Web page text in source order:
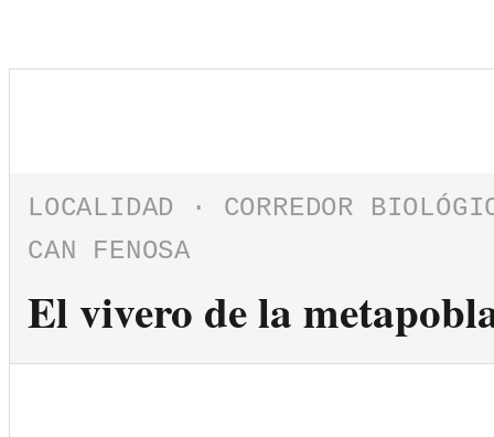
LOCALIDAD · CORREDOR
CAN FENOSA
El vivero de la